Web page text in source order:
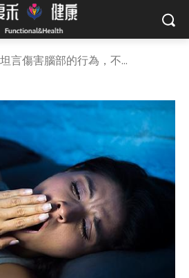
言傷害腦部的行為，不...